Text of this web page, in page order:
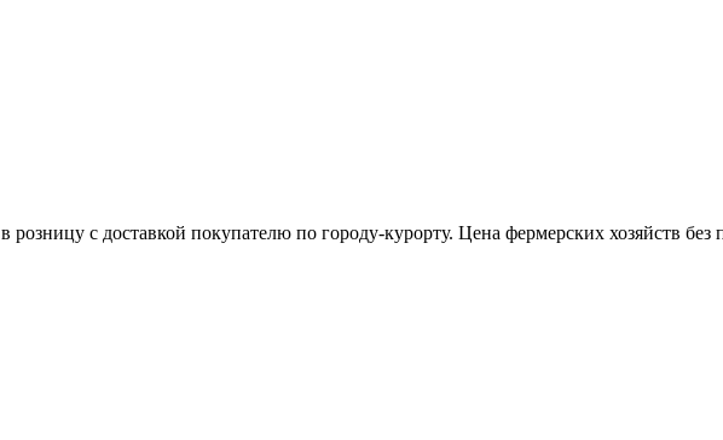
с доставкой покупателю по городу-курорту. Цена фермерских хозяйств без